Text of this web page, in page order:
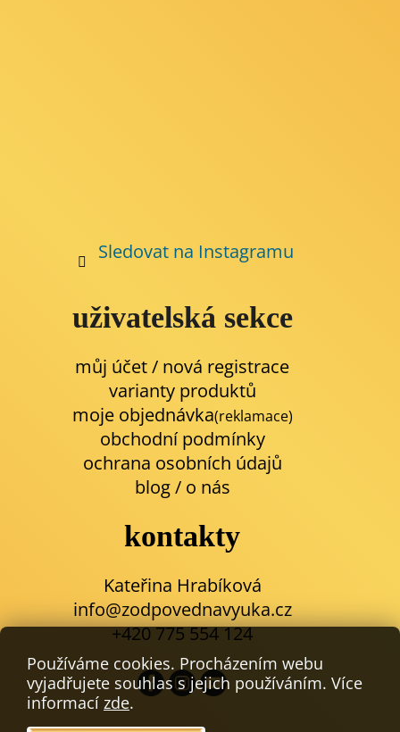
Používáme cookies. Procházením webu
vyjadřujete souhlas s jejich používáním. Více
informací zde.
Sledovat na Instagramu
uživatelská sekce
můj účet / nová registrace
varianty produktů
moje objednávka(reklamace)
obchodní podmínky
ochrana osobních údajů
blog/ o nás
kontakty
Kateřina Hrabíková
info@zodpovednavyuka.cz
+420 775 554 124